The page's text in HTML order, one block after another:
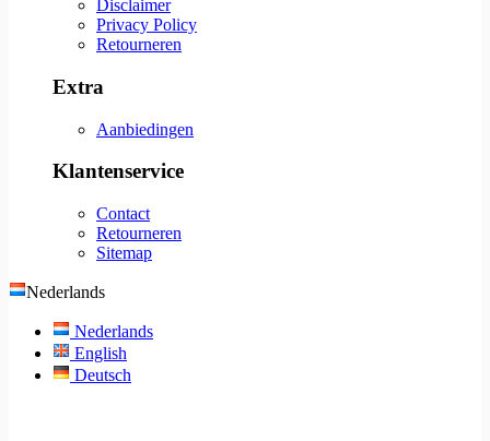
Disclaimer
Privacy Policy
Retourneren
Extra
Aanbiedingen
Klantenservice
Contact
Retourneren
Sitemap
Nederlands
Nederlands
English
Deutsch